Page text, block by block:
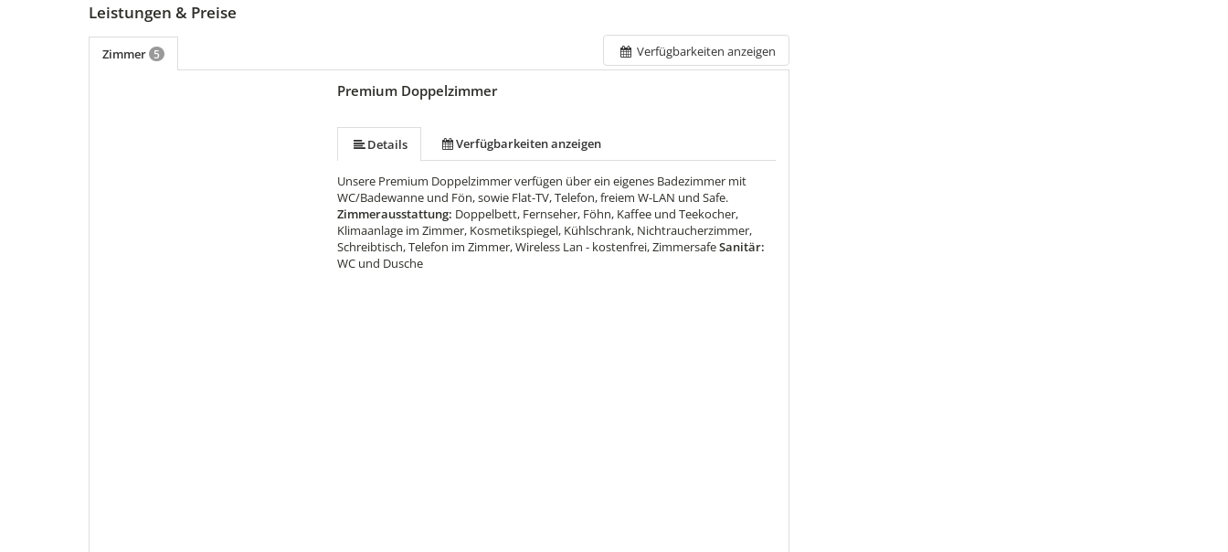
Verfügbarkeiten anzeigen
Leistungen & Preise
Zimmer 5
Premium Doppelzimmer
Details Verfügbarkeiten anzeigen
Unsere Premium Doppelzimmer verfügen über ein eigenes Badezimmer mit
WC/Badewanne und Fön, sowie Flat-TV, Telefon, freiem W-LAN und Safe.
Zimmerausstattung: Doppelbett, Fernseher, Föhn, Kaffee und Teekocher,
Klimaanlage im Zimmer, Kosmetikspiegel, Kühlschrank, Nichtraucherzimmer,
Schreibtisch, Telefon im Zimmer, Wireless Lan - kostenfrei, ZimmersafeSanitär:
WC und Dusche